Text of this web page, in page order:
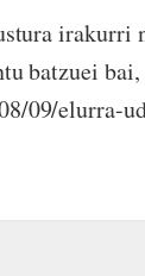
irakurri
batzuei
09/elurra-